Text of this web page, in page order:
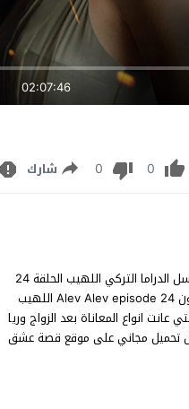
02:07:46
0
0 شارك
مشاهدة مسلسل اللهيب الحلقة 24 مترجم للعربية كاملة شاهد بدون اعلانات قصة عشق الاصلي مسلسل الدراما التركي اللهيب الحلقة 24
BluRay YouTube Online 1080p 720p 480p على قناة Show TV اللهيب الحلقة 24 الرابعة والعشرون Alev Alev episode 24 اللهيب
انواع المعاناة بعد الزواج وريا
تحميل مجاني على موقع قصة عشق